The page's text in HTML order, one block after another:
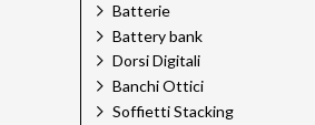
Batterie
Battery bank
Dorsi Digitali
Banchi Ottici
Soffietti Stacking